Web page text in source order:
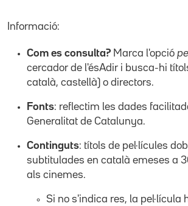
Informació:
Com es consulta? Marca l'opció
cercador de l'ésAdir i busca-hi
català, castellà) o directors.
Fonts: reflectim les dades
Generalitat de Catalunya.
Continguts: títols de pel·lícules
subtitulades en català emeses a
als cinemes.
Si no s'indica res, la pel·lícula